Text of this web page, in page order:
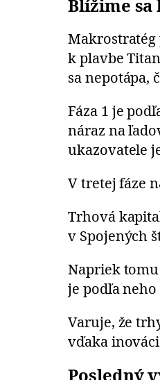
Blížime sa
k plavbe
sa nepotápa,
Fáza 1 je
náraz na
ukazovatele
V tretej fáze
Trhová
v Spojených
Napriek
je podľa
Varuje, že
vďaka
Posledný